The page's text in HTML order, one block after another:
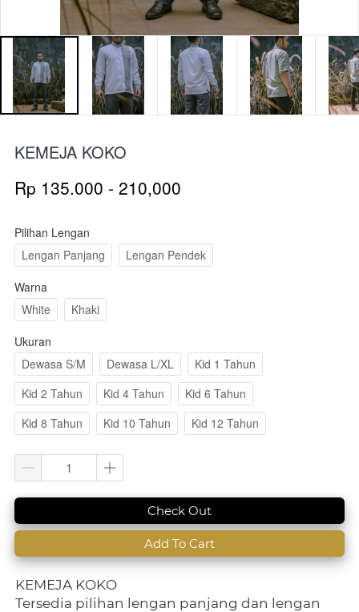
KEMEJA KOKO
Rp 135.000 - 210,000
Pilihan Lengan
Lengan Panjang
Lengan Pendek
Warna
White
Khaki
Ukuran
Dewasa S/M
Dewasa L/XL
Kid 1 Tahun
Kid 2 Tahun
Kid 4 Tahun
Kid 6 Tahun
Kid 8 Tahun
Kid 10 Tahun Kid 12 Tahun
`
Check Out
`
Add To Cart
KEMEJA KOKO
Tersedia pilihan lengan panjang dan lengan